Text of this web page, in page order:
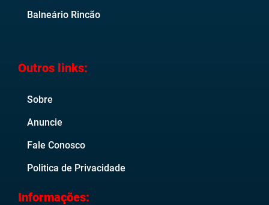
Balneário Rincão
Outros links:
Sobre
Anuncie
Fale Conosco
Politica de Privacidade
Informações: